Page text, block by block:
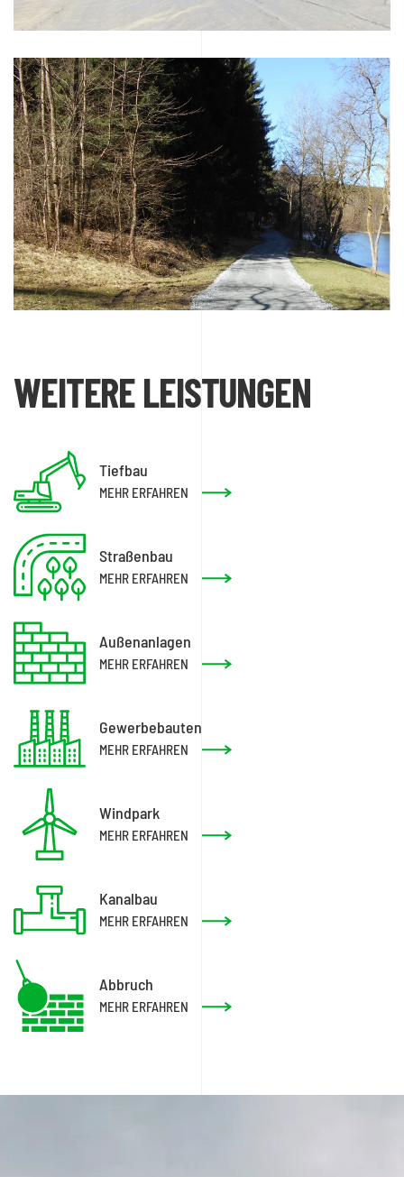
DETAILS
WEITERE LEISTUNGEN
Tiefbau
MEHR ERFAHREN
Straßenbau
MEHR ERFAHREN
Außenanlagen
MEHR ERFAHREN
Gewerbebauten
MEHR ERFAHREN
Windpark
MEHR ERFAHREN
Kanalbau
MEHR ERFAHREN
Abbruch
MEHR ERFAHREN